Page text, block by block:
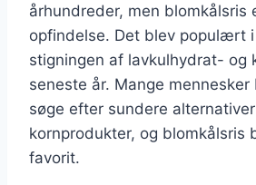
århundreder, men blomkålsris
opfindelse. Det blev populært
stigningen af lavkulhydrat-
seneste år. Mange
søge efter sundere
kornprodukter, og blomkålsris
favorit.